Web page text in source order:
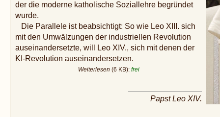
der die moderne katholische Soziallehre begründet
wurde.
Die Parallele ist beabsichtigt: So wie Leo XIII. sich
mit den Umwälzungen der industriellen Revolution
auseinandersetzte, will Leo XIV., sich mit denen der
KI-Revolution auseinandersetzen.
Weiterlesen (6 KB): frei
Papst Leo XIV.